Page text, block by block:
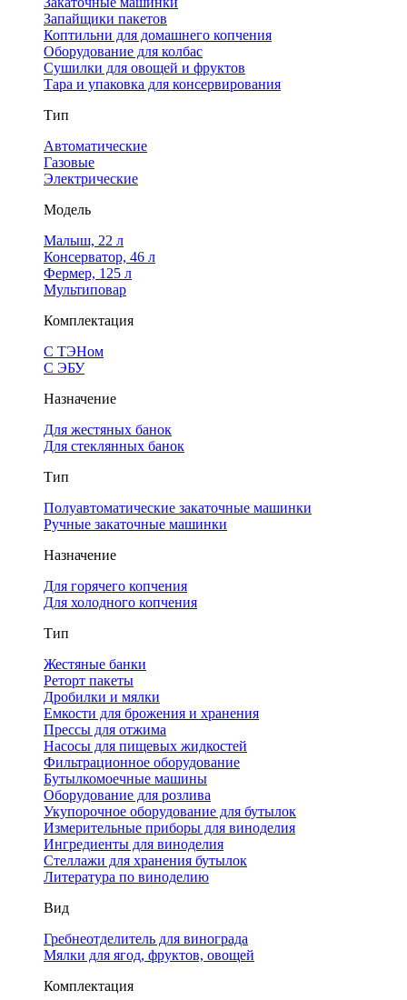
Запайщики пакетов
Коптильни для домашнего копчения
Оборудование для колбас
Сушилки для овощей и фруктов
Тара и упаковка для консервирования
Тип
Автоматические
Газовые
Электрические
Модель
Малыш, 22 л
Консерватор, 46 л
Фермер, 125 л
Мультиповар
Комплектация
С ТЭНом
С ЭБУ
Назначение
Для жестяных банок
Для стеклянных банок
Тип
Полуавтоматические закаточные машинки
Ручные закаточные машинки
Назначение
Для горячего копчения
Для холодного копчения
Тип
Жестяные банки
Реторт пакеты
Дробилки и мялки
Емкости для брожения и хранения
Прессы для отжима
Насосы для пищевых жидкостей
Фильтрационное оборудование
Бутылкомоечные машины
Оборудование для розлива
Укупорочное оборудование для бутылок
Измерительные приборы для виноделия
Ингредиенты для виноделия
Стеллажи для хранения бутылок
Литература по виноделию
Вид
Гребнеотделитель для винограда
Мялки для ягод, фруктов, овощей
Комплектация